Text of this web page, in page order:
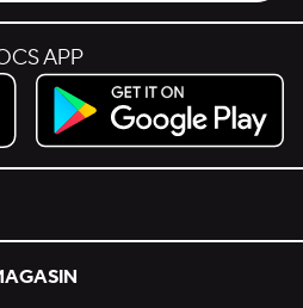
APP
Get it on Google Play.